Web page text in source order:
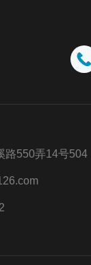
路550弄14号504